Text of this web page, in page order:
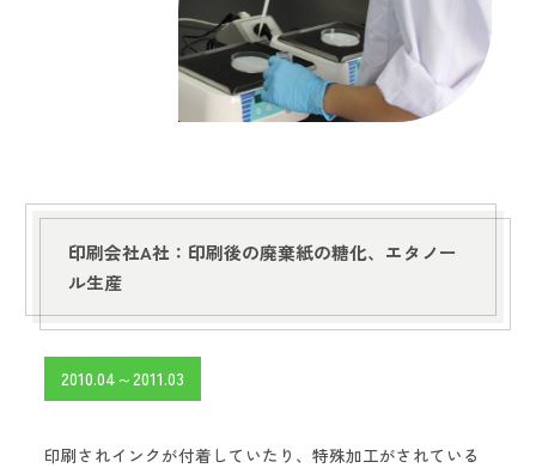
印刷会社A社：印刷後の廃棄紙の糖化、エタノー
ル生産
2010.04～2011.03
印刷されインクが付着していたり、特殊加工がされている